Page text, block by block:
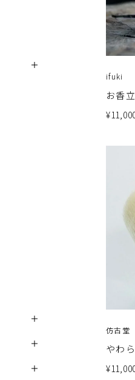
ifuki
お香
¥
仿古堂
やわ
¥